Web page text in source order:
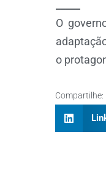
O
o
Compartilhe: